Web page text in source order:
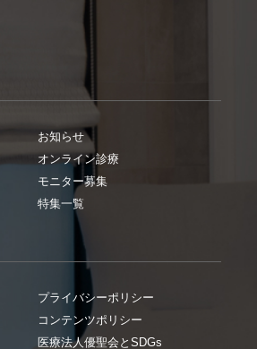
お知らせ
オンライン診療
モニター募集
特集一覧
プライバシーポリシー
コンテンツポリシー
医療法人優聖会とSDGs